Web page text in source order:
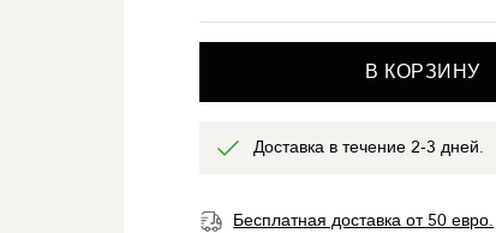
В КОРЗИНУ
Доставка в течение 2-3 дней.
Бесплатная доставка от 50 евро.